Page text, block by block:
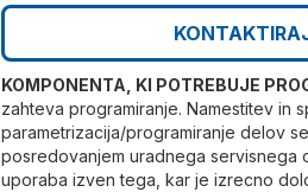
KOMPONENTA, KI POTREBUJE
zahteva programiranje. Namestitev in
parametrizacija/programiranje delov
posredovanjem uradnega servisnega
uporaba izven tega, kar je izrecno